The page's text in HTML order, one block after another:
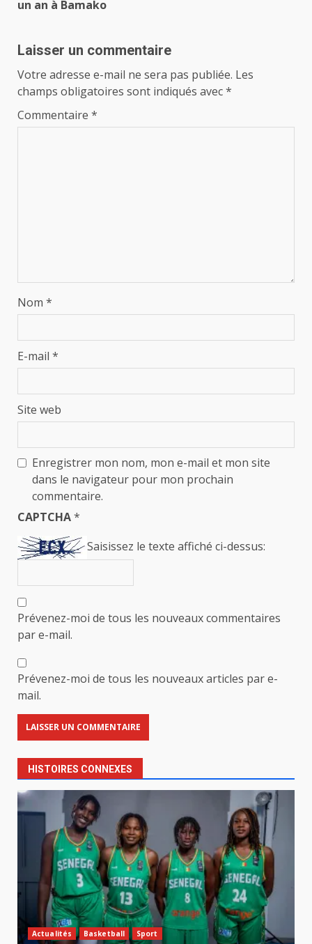
un an à Bamako
Laisser un commentaire
Votre adresse e-mail ne sera pas publiée. Les
champs obligatoires sont indiqués avec*
Commentaire *
Nom *
E-mail *
Site web
Enregistrer mon nom, mon e-mail et mon site
dans le navigateur pour mon prochain
commentaire.
CAPTCHA*
Saisissez le texte affiché ci-dessus:
Prévenez-moi de tous les nouveaux commentaires
par e-mail.
Prévenez-moi de tous les nouveaux articles par e-
mail.
HISTOIRES CONNEXES
Actualités Basketball Sport